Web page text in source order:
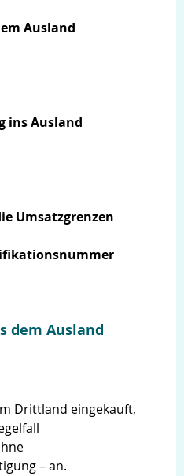
Ausland
ins Ausland
Umsatzgrenzen
dem Ausland
Drittland eingekauft,
– an.